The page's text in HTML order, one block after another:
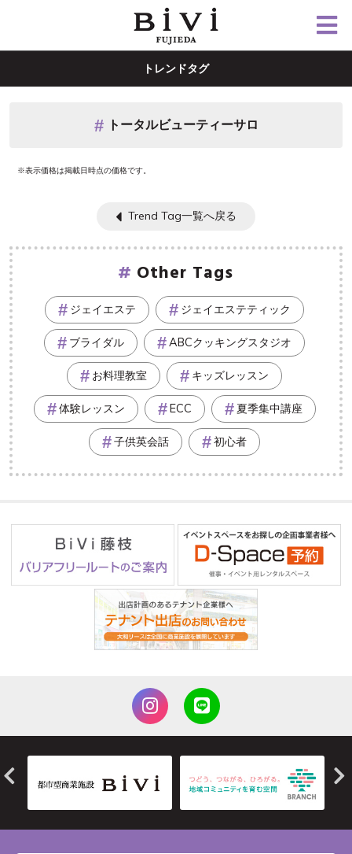
トレンドタグ
トータルビューティーサロ
※表示価格は掲載日時点の価格です。
Trend Tag一覧へ戻る
Other Tags
ジェイエステ ジェイエステティック
ブライダル ABCクッキングスタジオ
お料理教室 キッズレッスン
体験レッスン ECC 夏季集中講座
子供英会話 初心者